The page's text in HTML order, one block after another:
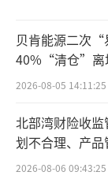
在硬
食转型折扣
型的平台情
辑，休闲零
从商圈
的“上与下”
贝肯能源二次
40%“清仓”离
宏科百世拟入主
2026-08-05 14:11:25
北部湾财险收
划不合理、产
点”
2026-08-06 09:43:25